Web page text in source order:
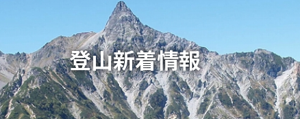
登山新着情報